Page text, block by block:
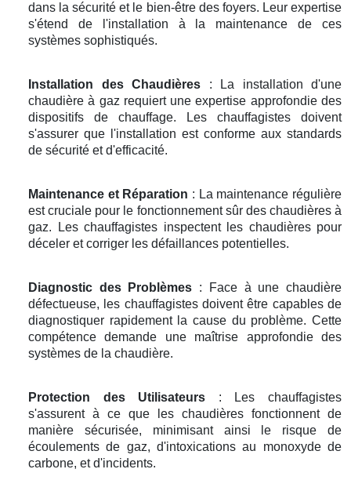
dans la sécurité et le bien-être des foyers. Leur expertise
s'étend de l'installation à la maintenance de ces
systèmes sophistiqués.
Installation des Chaudières : La installation d'une
chaudière à gaz requiert une expertise approfondie des
dispositifs de chauffage. Les chauffagistes doivent
s'assurer que l'installation est conforme aux standards
de sécurité et d'efficacité.
Maintenance et Réparation : La maintenance régulière
est cruciale pour le fonctionnement sûr des chaudières à
gaz. Les chauffagistes inspectent les chaudières pour
déceler et corriger les défaillances potentielles.
Diagnostic des Problèmes : Face à une chaudière
défectueuse, les chauffagistes doivent être capables de
diagnostiquer rapidement la cause du problème. Cette
compétence demande une maîtrise approfondie des
systèmes de la chaudière.
Protection des Utilisateurs : Les chauffagistes
s'assurent à ce que les chaudières fonctionnent de
manière sécurisée, minimisant ainsi le risque de
écoulements de gaz, d'intoxications au monoxyde de
carbone, et d'incidents.